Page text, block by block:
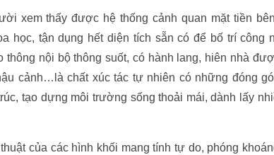
xem thấy được hệ thống cảnh quan mặt tiền
học, tận dụng hết diện tích sẵn có để bố trí công
thông nội bộ thông suốt, có hành lang, hiên nhà
cảnh…là chất xúc tác tự nhiên có những đóng
tạo dựng môi trường sống thoải mái, dành lấy
của các hình khối mang tính tự do, phóng